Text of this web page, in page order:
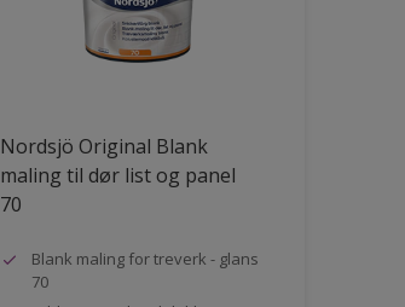
Nordsjö Original Blank
maling til dør list og panel
70
Blank maling for treverk - glans
70